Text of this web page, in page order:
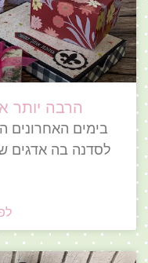
הרבה יותר
בימים האחרונים
לסדנה בה אדגים